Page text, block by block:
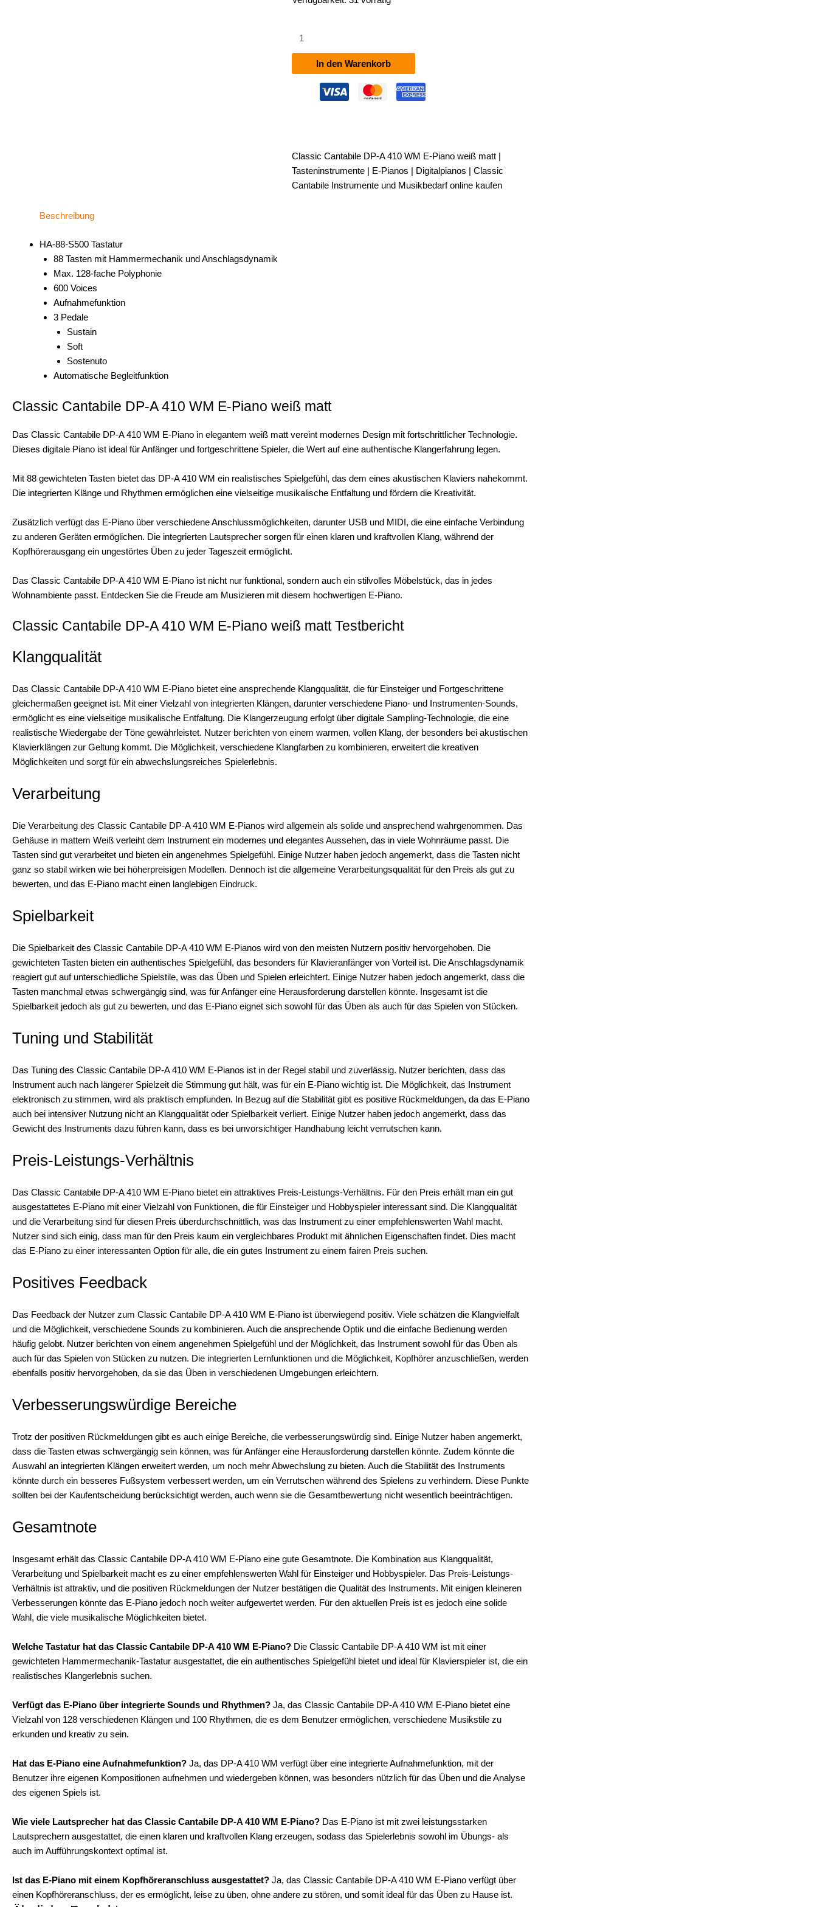
Cantabile
A
matt
Menge
In den Warenkorb
Classic Cantabile DP-A 410 WM E-Piano weiß matt |
Tasteninstrumente | E-Pianos | Digitalpianos | Classic
Cantabile Instrumente und Musikbedarf online kaufen
Beschreibung
HA-88-S500 Tastatur
88 Tasten mit Hammermechanik und Anschlagsdynamik
Max. 128-fache Polyphonie
600 Voices
Aufnahmefunktion
3 Pedale
Sustain
Soft
Sostenuto
Automatische Begleitfunktion
Classic Cantabile DP-A 410 WM E-Piano weiß matt
Das Classic Cantabile DP-A 410 WM E-Piano in elegantem weiß matt vereint modernes Design mit fortschrittlicher Technologie.
Dieses digitale Piano ist ideal für Anfänger und fortgeschrittene Spieler, die Wert auf eine authentische Klangerfahrung legen.
Mit 88 gewichteten Tasten bietet das DP-A 410 WM ein realistisches Spielgefühl, das dem eines akustischen Klaviers nahekommt.
Die integrierten Klänge und Rhythmen ermöglichen eine vielseitige musikalische Entfaltung und fördern die Kreativität.
Zusätzlich verfügt das E-Piano über verschiedene Anschlussmöglichkeiten, darunter USB und MIDI, die eine einfache Verbindung
zu anderen Geräten ermöglichen. Die integrierten Lautsprecher sorgen für einen klaren und kraftvollen Klang, während der
Kopfhörerausgang ein ungestörtes Üben zu jeder Tageszeit ermöglicht.
Das Classic Cantabile DP-A 410 WM E-Piano ist nicht nur funktional, sondern auch ein stilvolles Möbelstück, das in jedes
Wohnambiente passt. Entdecken Sie die Freude am Musizieren mit diesem hochwertigen E-Piano.
Classic Cantabile DP-A 410 WM E-Piano weiß matt Testbericht
Klangqualität
Das Classic Cantabile DP-A 410 WM E-Piano bietet eine ansprechende Klangqualität, die für Einsteiger und Fortgeschrittene
gleichermaßen geeignet ist. Mit einer Vielzahl von integrierten Klängen, darunter verschiedene Piano- und Instrumenten-Sounds,
ermöglicht es eine vielseitige musikalische Entfaltung. Die Klangerzeugung erfolgt über digitale Sampling-Technologie, die eine
realistische Wiedergabe der Töne gewährleistet. Nutzer berichten von einem warmen, vollen Klang, der besonders bei akustischen
Klavierklängen zur Geltung kommt. Die Möglichkeit, verschiedene Klangfarben zu kombinieren, erweitert die kreativen
Möglichkeiten und sorgt für ein abwechslungsreiches Spielerlebnis.
Verarbeitung
Die Verarbeitung des Classic Cantabile DP-A 410 WM E-Pianos wird allgemein als solide und ansprechend wahrgenommen. Das
Gehäuse in mattem Weiß verleiht dem Instrument ein modernes und elegantes Aussehen, das in viele Wohnräume passt. Die
Tasten sind gut verarbeitet und bieten ein angenehmes Spielgefühl. Einige Nutzer haben jedoch angemerkt, dass die Tasten nicht
ganz so stabil wirken wie bei höherpreisigen Modellen. Dennoch ist die allgemeine Verarbeitungsqualität für den Preis als gut zu
bewerten, und das E-Piano macht einen langlebigen Eindruck.
Spielbarkeit
Die Spielbarkeit des Classic Cantabile DP-A 410 WM E-Pianos wird von den meisten Nutzern positiv hervorgehoben. Die
gewichteten Tasten bieten ein authentisches Spielgefühl, das besonders für Klavieranfänger von Vorteil ist. Die Anschlagsdynamik
reagiert gut auf unterschiedliche Spielstile, was das Üben und Spielen erleichtert. Einige Nutzer haben jedoch angemerkt, dass die
Tasten manchmal etwas schwergängig sind, was für Anfänger eine Herausforderung darstellen könnte. Insgesamt ist die
Spielbarkeit jedoch als gut zu bewerten, und das E-Piano eignet sich sowohl für das Üben als auch für das Spielen von Stücken.
Tuning und Stabilität
Das Tuning des Classic Cantabile DP-A 410 WM E-Pianos ist in der Regel stabil und zuverlässig. Nutzer berichten, dass das
Instrument auch nach längerer Spielzeit die Stimmung gut hält, was für ein E-Piano wichtig ist. Die Möglichkeit, das Instrument
elektronisch zu stimmen, wird als praktisch empfunden. In Bezug auf die Stabilität gibt es positive Rückmeldungen, da das E-Piano
auch bei intensiver Nutzung nicht an Klangqualität oder Spielbarkeit verliert. Einige Nutzer haben jedoch angemerkt, dass das
Gewicht des Instruments dazu führen kann, dass es bei unvorsichtiger Handhabung leicht verrutschen kann.
Preis-Leistungs-Verhältnis
Das Classic Cantabile DP-A 410 WM E-Piano bietet ein attraktives Preis-Leistungs-Verhältnis. Für den Preis erhält man ein gut
ausgestattetes E-Piano mit einer Vielzahl von Funktionen, die für Einsteiger und Hobbyspieler interessant sind. Die Klangqualität
und die Verarbeitung sind für diesen Preis überdurchschnittlich, was das Instrument zu einer empfehlenswerten Wahl macht.
Nutzer sind sich einig, dass man für den Preis kaum ein vergleichbares Produkt mit ähnlichen Eigenschaften findet. Dies macht
das E-Piano zu einer interessanten Option für alle, die ein gutes Instrument zu einem fairen Preis suchen.
Positives Feedback
Das Feedback der Nutzer zum Classic Cantabile DP-A 410 WM E-Piano ist überwiegend positiv. Viele schätzen die Klangvielfalt
und die Möglichkeit, verschiedene Sounds zu kombinieren. Auch die ansprechende Optik und die einfache Bedienung werden
häufig gelobt. Nutzer berichten von einem angenehmen Spielgefühl und der Möglichkeit, das Instrument sowohl für das Üben als
auch für das Spielen von Stücken zu nutzen. Die integrierten Lernfunktionen und die Möglichkeit, Kopfhörer anzuschließen, werden
ebenfalls positiv hervorgehoben, da sie das Üben in verschiedenen Umgebungen erleichtern.
Verbesserungswürdige Bereiche
Trotz der positiven Rückmeldungen gibt es auch einige Bereiche, die verbesserungswürdig sind. Einige Nutzer haben angemerkt,
dass die Tasten etwas schwergängig sein können, was für Anfänger eine Herausforderung darstellen könnte. Zudem könnte die
Auswahl an integrierten Klängen erweitert werden, um noch mehr Abwechslung zu bieten. Auch die Stabilität des Instruments
könnte durch ein besseres Fußsystem verbessert werden, um ein Verrutschen während des Spielens zu verhindern. Diese Punkte
sollten bei der Kaufentscheidung berücksichtigt werden, auch wenn sie die Gesamtbewertung nicht wesentlich beeinträchtigen.
Gesamtnote
Insgesamt erhält das Classic Cantabile DP-A 410 WM E-Piano eine gute Gesamtnote. Die Kombination aus Klangqualität,
Verarbeitung und Spielbarkeit macht es zu einer empfehlenswerten Wahl für Einsteiger und Hobbyspieler. Das Preis-Leistungs-
Verhältnis ist attraktiv, und die positiven Rückmeldungen der Nutzer bestätigen die Qualität des Instruments. Mit einigen kleineren
Verbesserungen könnte das E-Piano jedoch noch weiter aufgewertet werden. Für den aktuellen Preis ist es jedoch eine solide
Wahl, die viele musikalische Möglichkeiten bietet.
Welche Tastatur hat das Classic Cantabile DP-A 410 WM E-Piano? Die Classic Cantabile DP-A 410 WM ist mit einer
gewichteten Hammermechanik-Tastatur ausgestattet, die ein authentisches Spielgefühl bietet und ideal für Klavierspieler ist, die ein
realistisches Klangerlebnis suchen.
Verfügt das E-Piano über integrierte Sounds und Rhythmen? Ja, das Classic Cantabile DP-A 410 WM E-Piano bietet eine
Vielzahl von 128 verschiedenen Klängen und 100 Rhythmen, die es dem Benutzer ermöglichen, verschiedene Musikstile zu
erkunden und kreativ zu sein.
Hat das E-Piano eine Aufnahmefunktion? Ja, das DP-A 410 WM verfügt über eine integrierte Aufnahmefunktion, mit der
Benutzer ihre eigenen Kompositionen aufnehmen und wiedergeben können, was besonders nützlich für das Üben und die Analyse
des eigenen Spiels ist.
Wie viele Lautsprecher hat das Classic Cantabile DP-A 410 WM E-Piano? Das E-Piano ist mit zwei leistungsstarken
Lautsprechern ausgestattet, die einen klaren und kraftvollen Klang erzeugen, sodass das Spielerlebnis sowohl im Übungs- als
auch im Aufführungskontext optimal ist.
Ist das E-Piano mit einem Kopfhöreranschluss ausgestattet? Ja, das Classic Cantabile DP-A 410 WM E-Piano verfügt über
einen Kopfhöreranschluss, der es ermöglicht, leise zu üben, ohne andere zu stören, und somit ideal für das Üben zu Hause ist.